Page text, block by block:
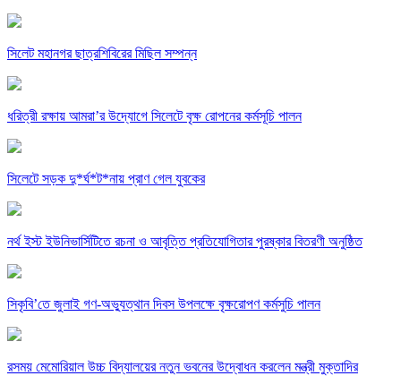
সিলেট মহানগর ছাত্রশিবিরের মিছিল সম্পন্ন
ধরিত্রী রক্ষায় আমরা’র উদ্যোগে সিলেটে বৃক্ষ রোপনের কর্মসূচি পালন
সিলেটে সড়ক দু*র্ঘ*ট*নায় প্রাণ গেল যুবকের
নর্থ ইস্ট ইউনিভার্সিটিতে রচনা ও আবৃত্তি প্রতিযোগিতার পুরষ্কার বিতরণী অনুষ্ঠিত
সিকৃবি’তে জুলাই গণ-অভ্যুত্থান দিবস উপলক্ষে বৃক্ষরোপণ কর্মসুচি পালন
রসময় মেমোরিয়াল উচ্চ বিদ্যালয়ের নতুন ভবনের উদ্বোধন করলেন মন্ত্রী মুক্তাদির